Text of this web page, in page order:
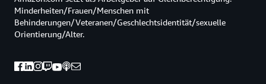
Minderheiten/Frauen/Menschen mit
Behinderungen/Veteranen/Geschlechtsidentität/sexuelle
Orientierung/Alter.